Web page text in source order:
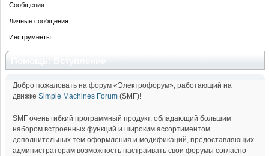
Сообщения
Личные сообщения
Инструменты
Добро пожаловать на форум «Электрофорум», работающий на
движкеSimple Machines Forum (SMF)!
SMF очень гибкий программный продукт, обладающий большим
набором встроенных функций и широким ассортиментом
дополнительных тем оформления и модификаций, предоставляющих
администраторам возможность настраивать свои форумы согласно